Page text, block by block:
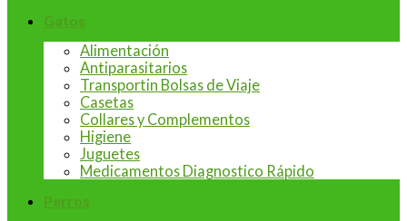
Gatos
Alimentación
Antiparasitarios
Transportin Bolsas de Viaje
Casetas
Collares y Complementos
Higiene
Juguetes
Medicamentos Diagnostico Rápido
Perros